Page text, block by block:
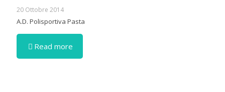
20 Ottobre 2014
A.D. Polisportiva Pasta
Read more